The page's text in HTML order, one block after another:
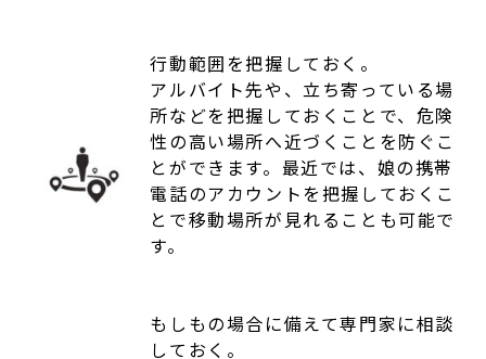
行動範囲を把握しておく。
アルバイト先や、立ち寄っている場
所などを把握しておくことで、危険
性の高い場所へ近づくことを防ぐこ
とができます。最近では、娘の携帯
電話のアカウントを把握しておくこ
とで移動場所が見れることも可能で
す。
もしもの場合に備えて専門家に相談
しておく。